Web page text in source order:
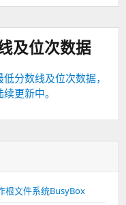
及位次数据
分数线及位次数据，
更新中。
根文件系统BusyBox